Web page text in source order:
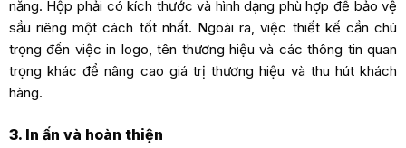
năng. Hộp phải có kích thước và hình dạng phù hợp để bảo vệ
sầu riêng một cách tốt nhất. Ngoài ra, việc thiết kế cần chú
trọng đến việc in logo, tên thương hiệu và các thông tin quan
trọng khác để nâng cao giá trị thương hiệu và thu hút khách
hàng.
3. In ấn và hoàn thiện